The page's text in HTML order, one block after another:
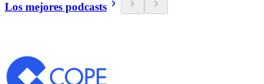
Los mejores podcasts